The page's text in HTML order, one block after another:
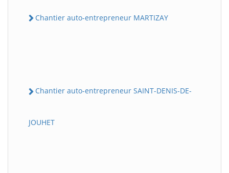
Chantier auto-entrepreneur MARTIZAY
Chantier auto-entrepreneur SAINT-DENIS-DE-
JOUHET